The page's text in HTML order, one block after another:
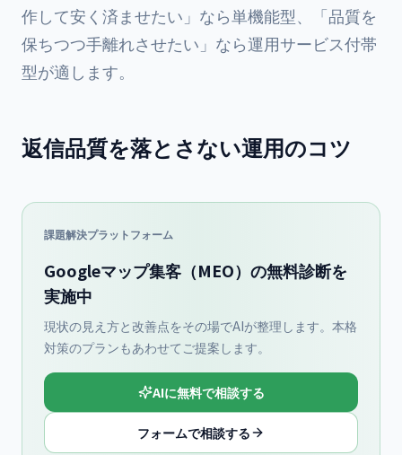
作して安く済ませたい」なら単機能型、「品質を
保ちつつ手離れさせたい」なら運用サービス付帯
型が適します。
返信品質を落とさない運用のコツ
課題解決プラットフォーム
Googleマップ集客（MEO）の無料診断を
実施中
現状の見え方と改善点をその場でAIが整理します。本格
対策のプランもあわせてご提案します。
AIに無料で相談する
フォームで相談する